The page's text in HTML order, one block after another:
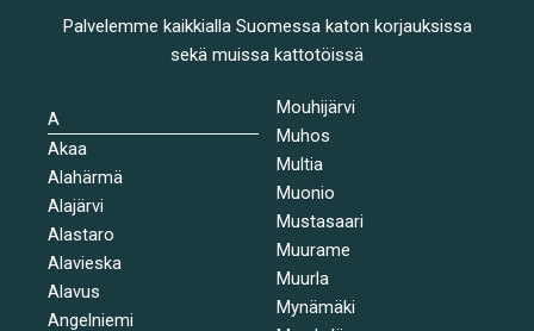
Palvelemme kaikkialla Suomessa katon korjauksissa
sekä muissa kattotöissä
A
Akaa
Alahärmä
Alajärvi
Alastaro
Alavieska
Alavus
Angelniemi
Mouhijärvi
Muhos
Multia
Muonio
Mustasaari
Muurame
Muurla
Mynämäki